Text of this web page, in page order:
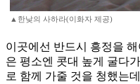
▲한낮의 사하라(이화자 제공)
이곳에선 반드시 흥정을
은 평소엔 콧대 높게 굴다
로 함께 가줄 것을 청했는